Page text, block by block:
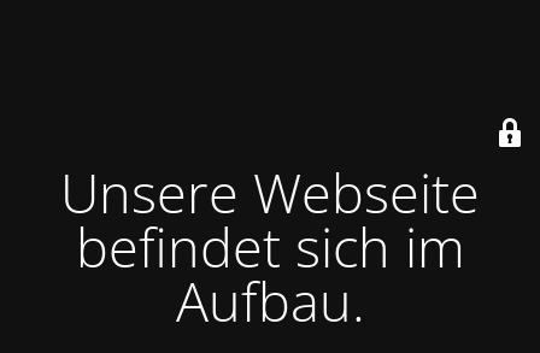
Unsere Webseite
befindet sich im
Aufbau.